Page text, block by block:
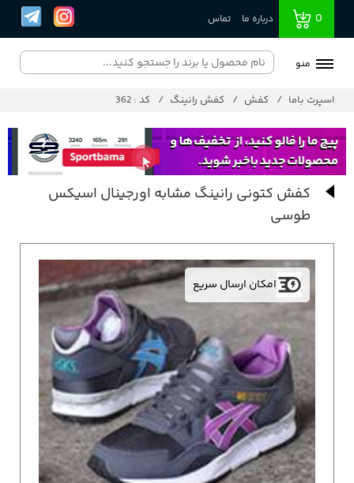
0 درباره ما تماس
منو
اسپرت باما کفش کفش رانینگ کد : 362
کفش کتونی رانینگ مشابه اورجینال اسیکس
طوسی
امکان ارسال سریع